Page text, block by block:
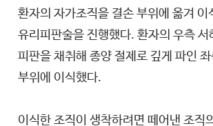
환자의 자가조직을 결손 부위에 옮겨 이
유리피판술을 진행했다. 환자의 우측 서
피판을 채취해 종양 절제로 깊게 파인
부위에 이식했다.
이식한 조직이 생착하려면 떼어낸 조직